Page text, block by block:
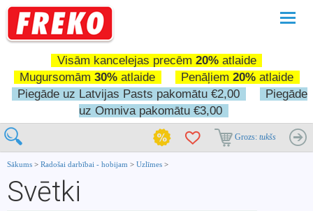
Visām kancelejas precēm 20%atlaide
Mugursomām 30% atlaide Penāļiem 20% atlaide
Piegāde uz Latvijas Pasts pakomātu €2,00
Piegāde
uz Omniva pakomātu €3,00
Grozs: tukšs
Sākums > Radošai darbībai - hobijam > Uzlīmes >
Svētki